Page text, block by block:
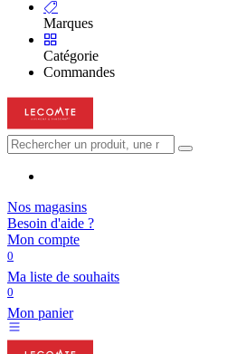
Marques
Catégorie
Commandes
Nos magasins
Besoin d'aide ?
Mon compte
0
Ma liste de souhaits
0
Mon panier